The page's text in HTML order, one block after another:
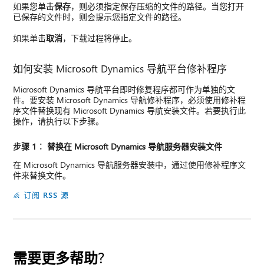
如果您单击保存，则必须指定保存压缩的文件的路径。当您打开
已保存的文件时，则会提示您指定文件的路径。
如果单击取消，下载过程将停止。
如何安装 Microsoft Dynamics 导航平台修补程序
Microsoft Dynamics 导航平台即时修复程序都可作为单独的文
件。要安装 Microsoft Dynamics 导航修补程序，必须使用修补程
序文件替换现有 Microsoft Dynamics 导航安装文件。若要执行此
操作，请执行以下步骤。
步骤 1︰ 替换在 Microsoft Dynamics 导航服务器安装文件
在 Microsoft Dynamics 导航服务器安装中，通过使用修补程序文
件来替换文件。
订阅 RSS 源
需要更多帮助?